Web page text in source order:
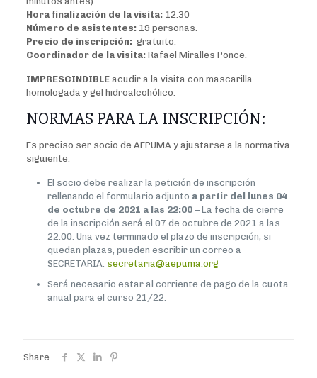
Hora finalización de la visita:12:30
Número de asistentes:19 personas.
Precio de inscripción:gratuito.
Coordinador de la visita:Rafael Miralles Ponce.
IMPRESCINDIBLEacudir a la visita con mascarilla
homologada y gel hidroalcohólico.
NORMAS PARA LA INSCRIPCIÓN:
Es preciso ser socio de AEPUMA y ajustarse a la normativa
siguiente:
El socio debe realizar la petición de inscripción
rellenando el formulario adjunto a partir del lunes 04
de octubre de 2021 a las 22:00– La fecha de cierre
de la inscripción será el 07 de octubre de 2021 a las
22:00. Una vez terminado el plazo de inscripción, si
quedan plazas, pueden escribir un correo a
SECRETARIA. secretaria@aepuma.org
Será necesario estar al corriente de pago de la cuota
anual para el curso 21/22.
Share